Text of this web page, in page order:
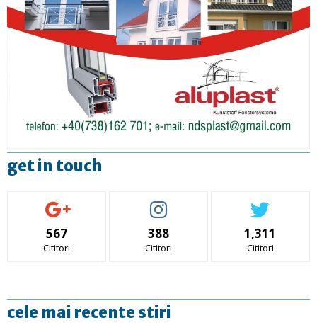
get in touch
567
Cititori
388
Cititori
1,311
Cititori
cele mai recente stiri